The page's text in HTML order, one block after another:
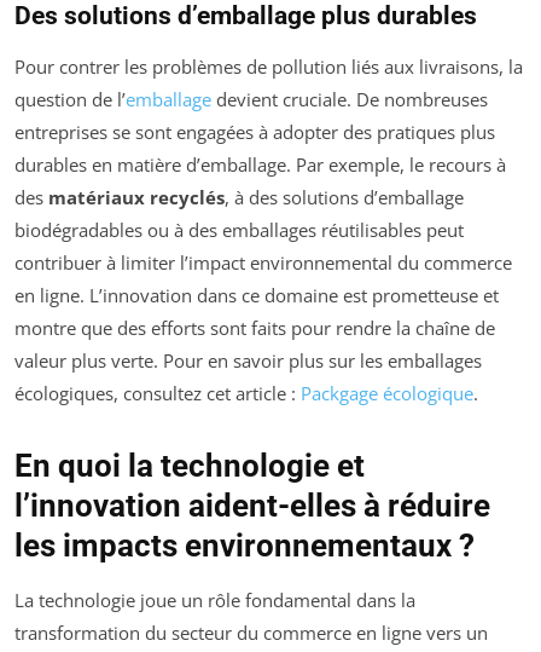
Des solutions d’emballage plus durables
Pour contrer les problèmes de pollution liés aux livraisons, la
question de l’emballage devient cruciale. De nombreuses
entreprises se sont engagées à adopter des pratiques plus
durables en matière d’emballage. Par exemple, le recours à
des matériaux recyclés, à des solutions d’emballage
biodégradables ou à des emballages réutilisables peut
contribuer à limiter l’impact environnemental du commerce
en ligne. L’innovation dans ce domaine est prometteuse et
montre que des efforts sont faits pour rendre la chaîne de
valeur plus verte. Pour en savoir plus sur les emballages
écologiques, consultez cet article : Packgage écologique.
En quoi la technologie et
l’innovation aident-elles à réduire
les impacts environnementaux ?
La technologie joue un rôle fondamental dans la
transformation du secteur du commerce en ligne vers un